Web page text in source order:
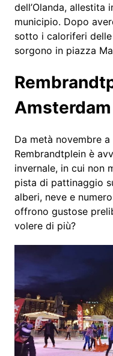
dell’Olanda, allestita
municipio. Dopo
sotto i caloriferi
sorgono in piazza
Amsterdam
Da metà novembre
Rembrandtplein è
invernale, in cui non
pista di pattinaggio
alberi, neve e
offrono gustose
volere di più?